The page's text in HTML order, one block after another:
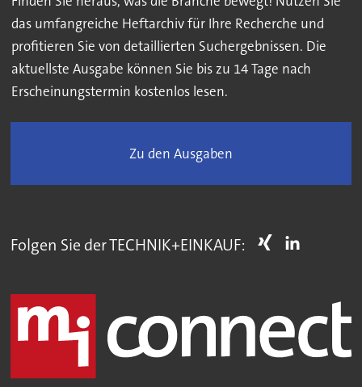
das umfangreiche Heftarchiv für Ihre Recherche und
profitieren Sie von detaillierten Suchergebnissen. Die
aktuellste Ausgabe können Sie bis zu 14 Tage nach
Erscheinungstermin kostenlos lesen.
Zu den Ausgaben
Folgen Sie der TECHNIK+EINKAUF: